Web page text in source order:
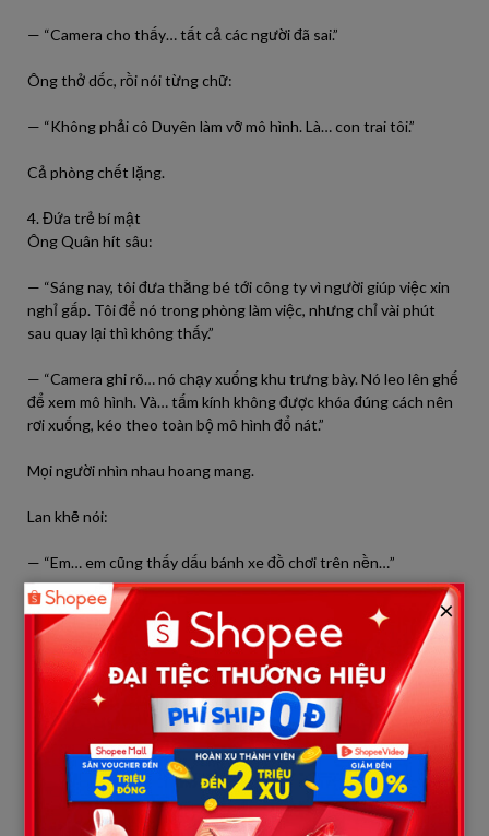
— “Camera cho thấy… tất cả các người đã sai.”
Ông thở dốc, rồi nói từng chữ:
— “Không phải cô Duyên làm vỡ mô hình. Là… con trai tôi.”
Cả phòng chết lặng.
4. Đứa trẻ bí mật
Ông Quân hít sâu:
— “Sáng nay, tôi đưa thằng bé tới công ty vì người giúp việc xin
nghỉ gấp. Tôi để nó trong phòng làm việc, nhưng chỉ vài phút
sau quay lại thì không thấy.”
— “Camera ghi rõ… nó chạy xuống khu trưng bày. Nó leo lên ghế
để xem mô hình. Và… tấm kính không được khóa đúng cách nên
rơi xuống, kéo theo toàn bộ mô hình đổ nát.”
Mọi người nhìn nhau hoang mang.
Lan khẽ nói:
— “Em… em cũng thấy dấu bánh xe đồ chơi trên nền…”
Ông Quân nghẹn giọng:
— “Tôi đã quá chủ quan… Và tôi đã định xuống mắng ai đó giữ
cửa không cẩn thận… Cho đến khi thấy các người đổ hết lên
đầu cô Duyên.”
Ông nhìn sâu vào từng người:
— “Một người nghèo, lớn tuổi, hiền lành, không có tiếng nói. Và
các người sẵn sàng quy kết chỉ vì đó là lựa chọn dễ nhất.”
×